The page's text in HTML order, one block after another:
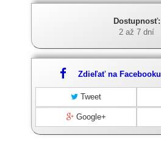
Dostupnosť:
2 až 7 dní
Zdieľať na Facebooku
Tweet
Google+